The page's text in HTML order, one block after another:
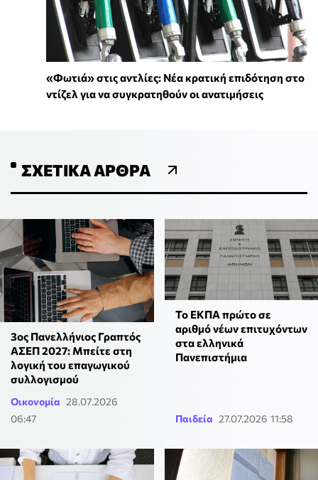
«Φωτιά» στις αντλίες: Νέα κρατική επιδότηση στο
ντίζελ για να συγκρατηθούν οι ανατιμήσεις
ΣΧΕΤΙΚΆ ΆΡΘΡΑ
3ος Πανελλήνιος Γραπτός
ΑΣΕΠ 2027: Μπείτε στη
λογική του επαγωγικού
συλλογισμού
Οικονομία 28.07.2026
06:47
To ΕΚΠΑ πρώτο σε
αριθμό νέων επιτυχόντων
στα ελληνικά
Πανεπιστήμια
Παιδεία 27.07.2026 11:58